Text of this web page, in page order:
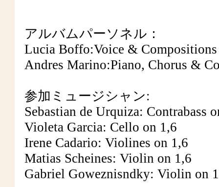
アルバムパーソネル：
Lucia Boffo:Voice & Compositions
Andres Marino:Piano, Chorus &
参加ミュージシャン:
Sebastian de Urquiza: Contrabass
Violeta Garcia: Cello on 1,6
Irene Cadario: Violines on 1,6
Matias Scheines: Violin on 1,6
Gabriel Goweznisndky: Violin on